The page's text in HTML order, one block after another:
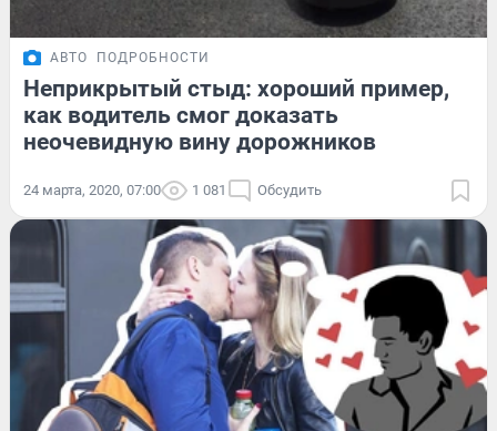
АВТО ПОДРОБНОСТИ
Неприкрытый стыд: хороший пример,
как водитель смог доказать
неочевидную вину дорожников
24 марта, 2020, 07:00 1 081 Обсудить